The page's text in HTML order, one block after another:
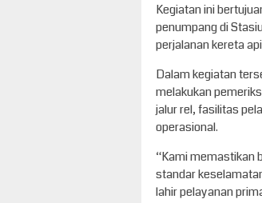
Kegiatan ini
penumpang di
perjalanan kereta
Dalam kegiatan
melakukan
jalur rel, fasilitas
operasional.
“Kami memastikan
standar
lahir pelayanan